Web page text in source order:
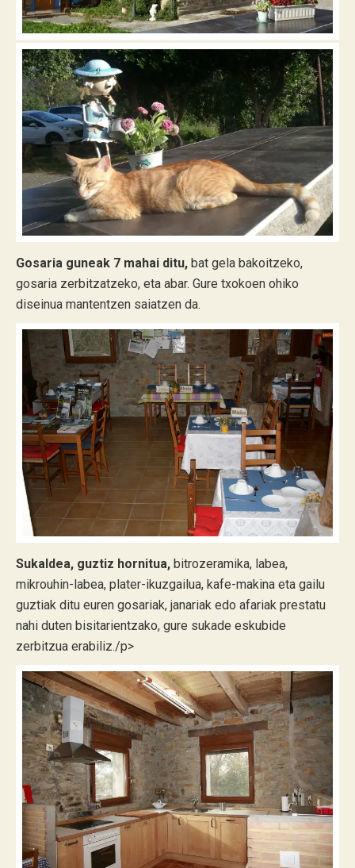
Gosaria guneak 7 mahai ditu, bat gela bakoitzeko,
gosaria zerbitzatzeko, eta abar. Gure txokoen ohiko
diseinua mantentzen saiatzen da.
Sukaldea, guztiz hornitua, bitrozeramika, labea,
mikrouhin-labea, plater-ikuzgailua, kafe-makina eta gailu
guztiak ditu euren gosariak, janariak edo afariak prestatu
nahi duten bisitarientzako, gure sukade eskubide
zerbitzua erabiliz./p>